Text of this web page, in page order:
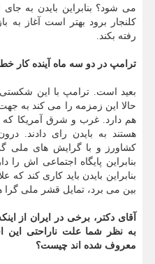
می شود؟ بنابراین بایدن به جای
کلنجار برود بهتر است آغاز به
رفته بکند.
ترامپ در دو سه ماه آینده کار
حالا این زمزمه را می کند به
هم دارد. غرب و شرق آمریکا که
هستند به بایدن رای دادند.
کشاورز و با گرایش های ملی
بنابراین بایدن باید کاری کند که
بین می برد، تمایل قشر ملی گرا
آقای دکتر، برخی در ایران از
به نظر شما علت ناراحتی این
معروف شده اند چیست؟